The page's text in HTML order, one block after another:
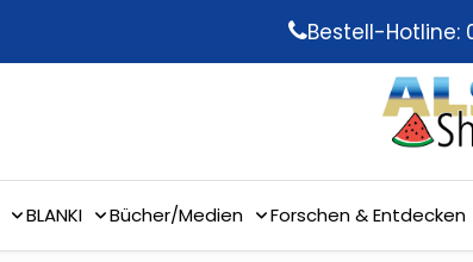
Bestell-Hotline:
BLANKI Bücher/Medien Forschen & Entdecken